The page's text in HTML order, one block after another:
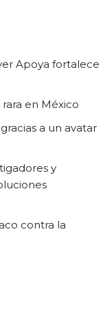
Apoya fortalece
en México
a un avatar
y
contra la